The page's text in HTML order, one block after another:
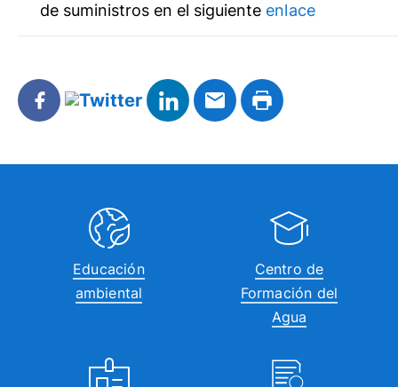
de suministros en el siguiente enlace
Educación
ambiental
Centro de
Formación del
Agua